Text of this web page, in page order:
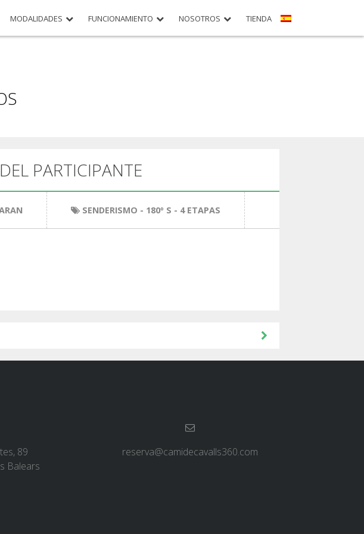
MODALIDADES FUNCIONAMIENTO NOSOTROS TIENDA
PARTICIPANTE
SENDERISMO - 180º S - 4 ETAPAS
89
Balears
reserva@camidecavalls360.com